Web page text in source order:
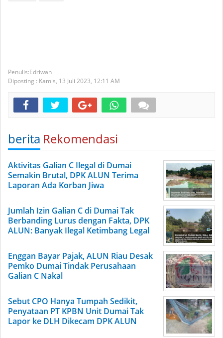
Edriwan
Diposting : Kamis, 13 Juli 2023, 12:11 AM
berita Rekomendasi
Aktivitas Galian C Ilegal di Dumai
Semakin Brutal, DPK ALUN Terima
Laporan Ada Korban Jiwa
Jumlah Izin Galian C di Dumai Tak
Berbanding Lurus dengan Fakta, DPK
ALUN: Banyak Ilegal Ketimbang Legal
Enggan Bayar Pajak, ALUN Riau Desak
Pemko Dumai Tindak Perusahaan
Galian C Nakal
Sebut CPO Hanya Tumpah Sedikit,
Penyataan PT KPBN Unit Dumai Tak
Lapor ke DLH Dikecam DPK ALUN